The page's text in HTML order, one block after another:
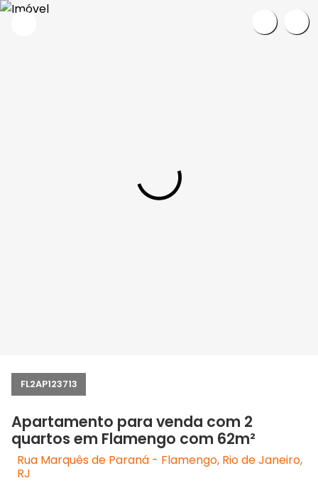
FL2AP123713
Apartamento para venda com 2
quartos em Flamengo com 62m²
Rua Marquês de Paraná - Flamengo, Rio de Janeiro,
RJ